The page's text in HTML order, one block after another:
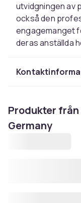
utvidgningen av
också den
engagemanget
deras anställda
Produkter från
Germany